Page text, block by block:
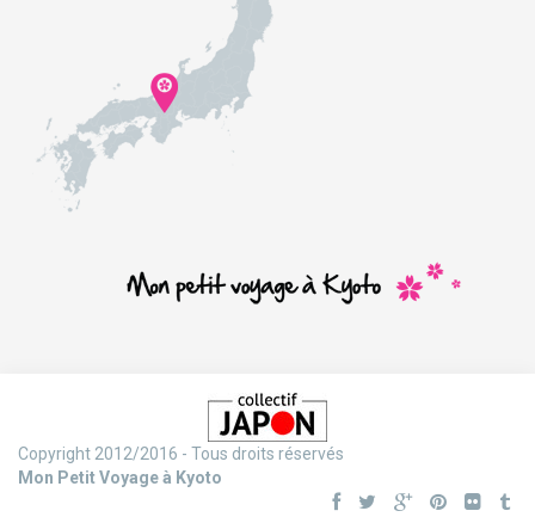
Copyright 2012/2016 - Tous droits réservés
Mon Petit Voyage à Kyoto